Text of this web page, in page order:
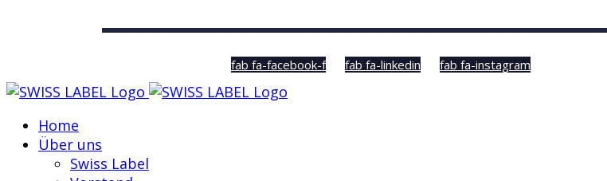
fab fa-facebook-f fab fa-linkedin fab fa-instagram
Home
Über uns
Swiss Label